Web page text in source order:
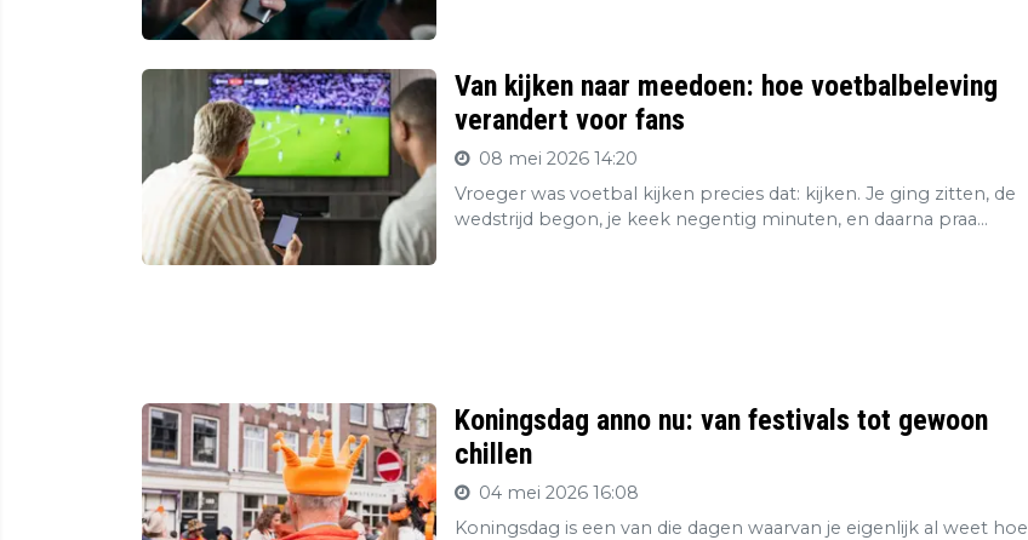
Van kijken naar meedoen: hoe voetbalbeleving
verandert voor fans
08 mei 2026 14:20
Vroeger was voetbal kijken precies dat: kijken. Je ging zitten, de
wedstrijd begon, je keek negentig minuten, en daarna praa...
Koningsdag anno nu: van festivals tot gewoon
chillen
04 mei 2026 16:08
Koningsdag is een van die dagen waarvan je eigenlijk al weet hoe